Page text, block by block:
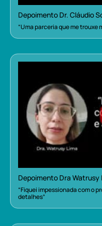
Depoimento Dr. Cláudio
“Uma parceria que me
Depoimento Dra Watrusy
“Fiquei impessionada com o
detalhes”